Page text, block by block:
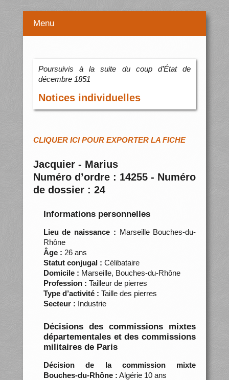
Menu
Poursuivis à la suite du coup d’État de
décembre 1851
Notices individuelles
CLIQUER ICI POUR EXPORTER LA FICHE
Jacquier - Marius
Numéro d’ordre : 14255 - Numéro
de dossier : 24
Informations personnelles
Lieu de naissance : Marseille Bouches-du-
Rhône
Âge : 26 ans
Statut conjugal : Célibataire
Domicile : Marseille, Bouches-du-Rhône
Profession : Tailleur de pierres
Type d’activité : Taille des pierres
Secteur : Industrie
Décisions des commissions mixtes
départementales et des commissions
militaires de Paris
Décision de la commission mixte
Bouches-du-Rhône : Algérie 10 ans